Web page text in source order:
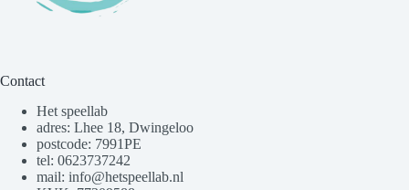
Contact
Het speellab
adres: Lhee 18, Dwingeloo
postcode: 7991PE
tel: 0623737242
mail: info@hetspeellab.nl